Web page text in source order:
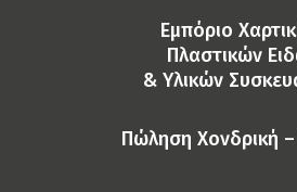
Eμπόριο
Πλαστικών
& Yλικών
Πώληση Χονδρική –